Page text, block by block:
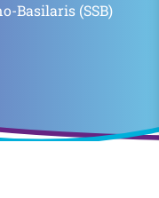
Basilaris (SSB)